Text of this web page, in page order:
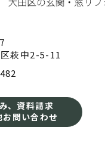
萩中2-5-11
、資料請求
お問い合わせ